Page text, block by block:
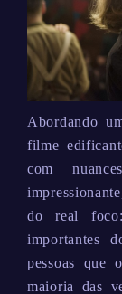
Abordando
filme
com
do real
importantes
pessoas que
maioria das